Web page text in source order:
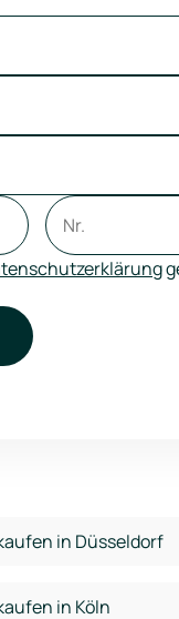
in Düsseldorf
in Köln